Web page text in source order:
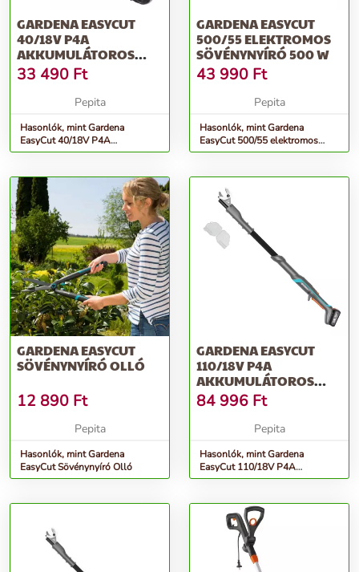
GARDENA EASYCUT
40/18V P4A
AKKUMULÁTOROS
SÖVÉNYNYÍRÓ OLLÓ
AKKUMUL...
33 490 Ft
Pepita
Hasonlók, mint Gardena
EasyCut 40/18V P4A
akkumulátoros sövénynyíró olló
GARDENA EASYCUT
500/55 ELEKTROMOS
SÖVÉNYNYÍRÓ 500 W
43 990 Ft
Pepita
Hasonlók, mint Gardena
EasyCut 500/55 elektromos
Sövénynyíró 500 W
GARDENA EASYCUT
SÖVÉNYNYÍRÓ OLLÓ
12 890 Ft
Pepita
Hasonlók, mint Gardena
EasyCut Sövénynyíró Olló
GARDENA EASYCUT
110/18V P4A
AKKUMULÁTOROS
ÁGVÁGÓ OLLÓ
84 996 Ft
Pepita
Hasonlók, mint Gardena
EasyCut 110/18V P4A
Akkumulátoros ágvágó olló